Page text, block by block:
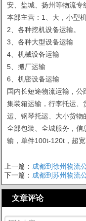
安、盐城、扬州等物流专
本部主营：1、大，小型
2、各种挖机设备运输。
3、各种大型设备运输
4、机械设备运输
5、搬厂运输
6、机密设备运输
国内长短途物流运输，公
集装箱运输，行李托运
运、钢琴托运、大小货
全部包装、全城服务，信
输，单件100t-120t，超宽
上一篇： 成都到徐州物流
下一篇： 成都到苏州物流
文章评论